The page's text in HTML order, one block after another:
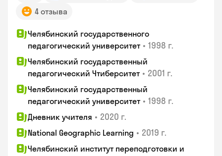
4 отзыва
Челябинский государственного
педагогический университет • 1998 г.
Челябинский государственный
педагогический Чтиберситет • 2001 г.
Челябинский государственный
педагогический университет • 1998 г.
Дневник учителя • 2020 г.
National Geographic Learning • 2019 г.
Челябинский институт переподготовки и